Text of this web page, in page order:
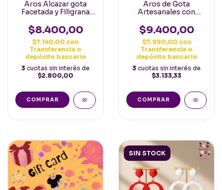
Aros Alcazar gota
Facetada y Filigrana
PREVENTA
$8.400,00
$7.140,00 con
Transferencia o
depósito bancario
3 cuotas sin interés de
$2.800,00
COMPRAR
Aros de Gota
Artesanales con
Colores Preventa
$9.400,00
$7.990,00 con
Transferencia o
depósito bancario
3 cuotas sin interés de
$3.133,33
COMPRAR
SIN STOCK